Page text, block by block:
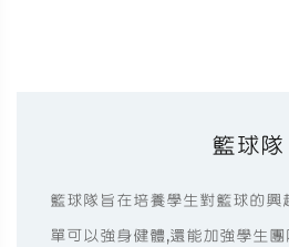
籃球隊
籃球隊旨在培養學生對籃球的興
單可以強身健體,還能加強學生